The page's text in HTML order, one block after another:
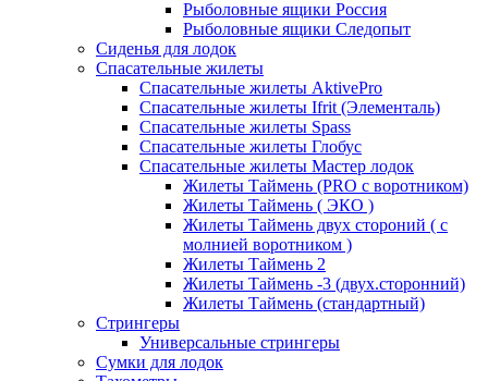
Рыболовные ящики Россия
Рыболовные ящики Следопыт
Сиденья для лодок
Спасательные жилеты
Спасательные жилеты AktivePro
Спасательные жилеты Ifrit (Элементаль)
Спасательные жилеты Spass
Спасательные жилеты Глобус
Спасательные жилеты Мастер лодок
Жилеты Таймень (PRO c воротником)
Жилеты Таймень ( ЭКО )
Жилеты Таймень двух стороний ( с
молнией воротником )
Жилеты Таймень 2
Жилеты Таймень -3 (двух.сторонний)
Жилеты Таймень (стандартный)
Стрингеры
Универсальные стрингеры
Сумки для лодок